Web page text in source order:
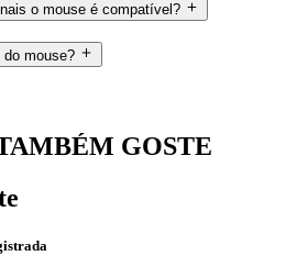
o mouse é compatível?
mouse?
GOSTE